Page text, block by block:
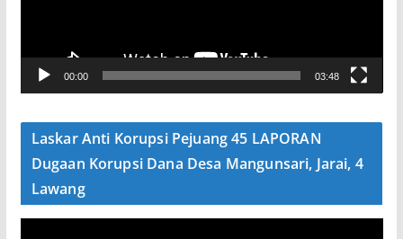
V
e
00:00 03:48
Laskar Anti Korupsi Pejuang 45 LAPORAN
Dugaan Korupsi Dana Desa Mangunsari, Jarai, 4
Lawang